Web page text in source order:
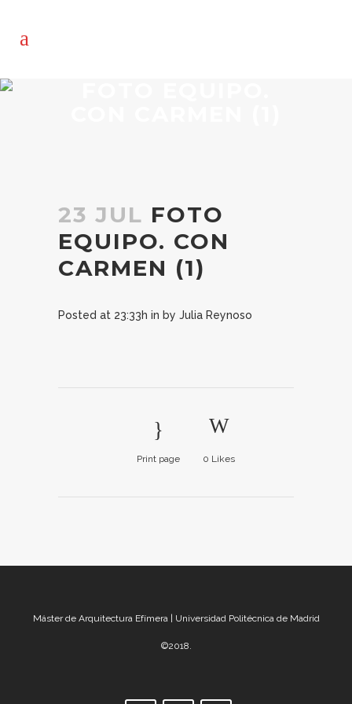
23 JUL FOTO
EQUIPO. CON
CARMEN (1)
Posted at 23:33h in by Julia Reynoso
Print page 0 Likes
Máster de Arquitectura Efímera | Universidad Politécnica de Madrid
©2018.